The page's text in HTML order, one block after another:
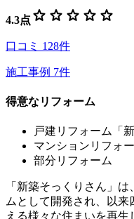
4.3点 star star star star star
口コミ 128件
施工事例 7件
得意なリフォーム
戸建リフォーム「
マンションリフォ
部分リフォーム
「新築そっくりさん」
ムとして開発され、以来
える様々な住まいを再生